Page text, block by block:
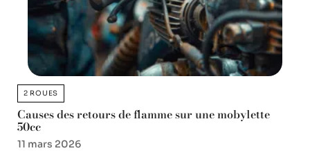
2 ROUES
Causes des retours de flamme sur une mobylette
50cc
11 mars 2026